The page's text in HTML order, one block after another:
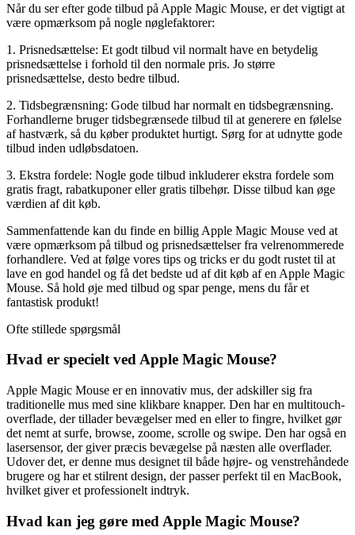
Når du ser efter gode tilbud på Apple Magic Mouse, er det vigtigt at
være opmærksom på nogle nøglefaktorer:
1. Prisnedsættelse: Et godt tilbud vil normalt have en betydelig
prisnedsættelse i forhold til den normale pris. Jo større
prisnedsættelse, desto bedre tilbud.
2. Tidsbegrænsning: Gode tilbud har normalt en tidsbegrænsning.
Forhandlerne bruger tidsbegrænsede tilbud til at generere en følelse
af hastværk, så du køber produktet hurtigt. Sørg for at udnytte gode
tilbud inden udløbsdatoen.
3. Ekstra fordele: Nogle gode tilbud inkluderer ekstra fordele som
gratis fragt, rabatkuponer eller gratis tilbehør. Disse tilbud kan øge
værdien af dit køb.
Sammenfattende kan du finde en billig Apple Magic Mouse ved at
være opmærksom på tilbud og prisnedsættelser fra velrenommerede
forhandlere. Ved at følge vores tips og tricks er du godt rustet til at
lave en god handel og få det bedste ud af dit køb af en Apple Magic
Mouse. Så hold øje med tilbud og spar penge, mens du får et
fantastisk produkt!
Ofte stillede spørgsmål
Hvad er specielt ved Apple Magic Mouse?
Apple Magic Mouse er en innovativ mus, der adskiller sig fra
traditionelle mus med sine klikbare knapper. Den har en multitouch-
overflade, der tillader bevægelser med en eller to fingre, hvilket gør
det nemt at surfe, browse, zoome, scrolle og swipe. Den har også en
lasersensor, der giver præcis bevægelse på næsten alle overflader.
Udover det, er denne mus designet til både højre- og venstrehåndede
brugere og har et stilrent design, der passer perfekt til en MacBook,
hvilket giver et professionelt indtryk.
Hvad kan jeg gøre med Apple Magic Mouse?